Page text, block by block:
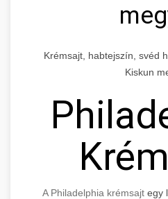
Krémsajt, habtejszín, svéd
Kiskun
A Philadelphia krémsajt egy